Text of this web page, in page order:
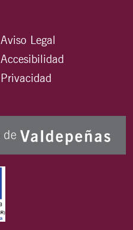
Aviso Legal
Accesibilidad
Privacidad